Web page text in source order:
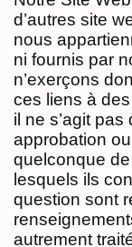
d’autres site
nous
ni fournis par
n’exerçons
ces liens à
il ne s’agit pas
approbation
quelconque de
lesquels ils
question sont
autrement